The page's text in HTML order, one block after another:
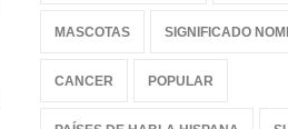
MASCOTAS SIGNIFICADO
CANCER POPULAR